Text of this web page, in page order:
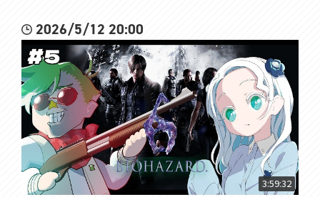
2026/5/12 20:00
3:59:32